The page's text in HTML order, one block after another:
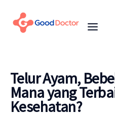
Telur Ayam,
Mana yang
Kesehatan?